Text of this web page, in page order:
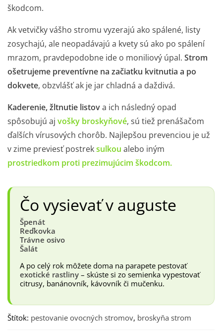
škodcom.
Ak vetvičky vášho stromu vyzerajú ako spálené, listy
zosychajú, ale neopadávajú a kvety sú ako po spálení
mrazom, pravdepodobne ide o moniliový úpal. Strom
ošetrujeme preventívne na začiatku kvitnutia a po
dokvete, obzvlášť ak je jar chladná a daždivá.
Kaderenie, žltnutie listova ich následný opad
spôsobujú aj vošky broskyňové, sú tiež prenášačom
ďalších vírusových chorôb. Najlepšou prevenciou je už
v zime previesť postreksulkou alebo iným
prostriedkom proti prezimujúcim škodcom.
Čo vysievať v auguste
Špenát
Reďkovka
Trávne osivo
Šalát
A po celý rok môžete doma na parapete pestovať
exotické rastliny – skúste si zo semienka vypestovať
citrusy, banánovník, kávovník či mučenku.
Štítok: pestovanie ovocných stromov, broskyňa strom